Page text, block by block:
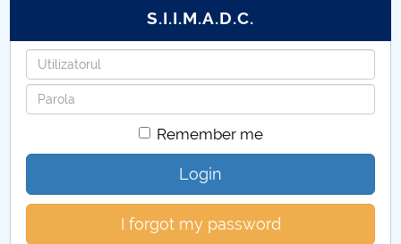
Rezultatele activității CDI
S.I.I.M.A.D.C.
Username
Password
Remember me
Login
I forgot my password